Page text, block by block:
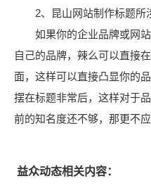
2、昆山网站制作标题所
如果你的企业品牌或网站
自己的品牌，辣么可以直接
面，这样可以直接凸显你的
摆在标题非常后，这样对于
前的知名度还不够，那更不
益众动态相关内容：